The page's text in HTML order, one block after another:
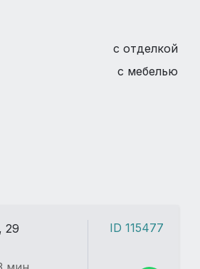
с отделкой
с мебелью
29 ID 115477